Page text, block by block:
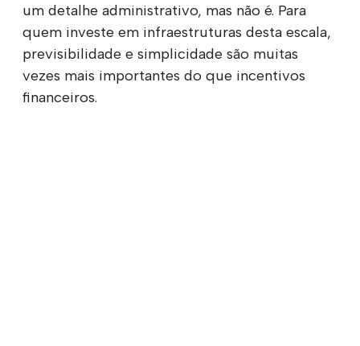
um detalhe administrativo, mas não é. Para
quem investe em infraestruturas desta escala,
previsibilidade e simplicidade são muitas
vezes mais importantes do que incentivos
financeiros.